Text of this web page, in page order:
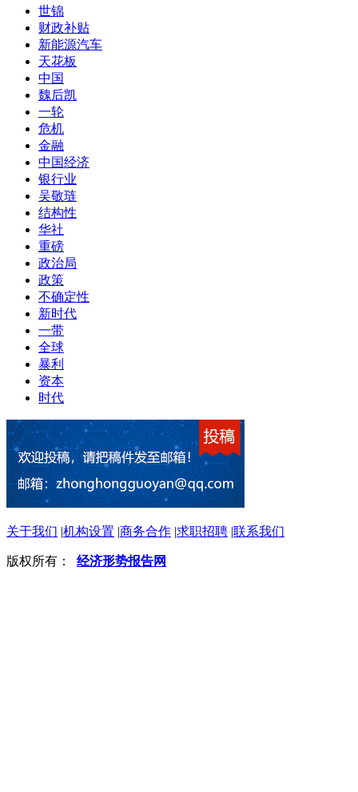
世锦
财政补贴
新能源汽车
天花板
中国
魏后凯
一轮
危机
金融
中国经济
银行业
吴敬琏
结构性
华社
重磅
政治局
政策
不确定性
新时代
一带
全球
暴利
资本
时代
关于我们 |机构设置 |商务合作 |求职招聘 |联系我们
版权所有： 经济形势报告网